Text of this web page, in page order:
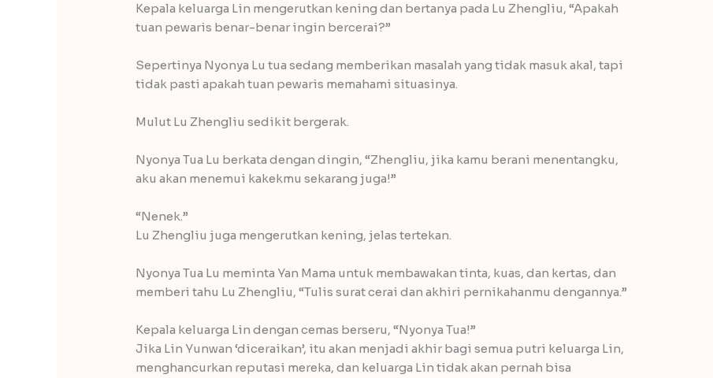
Kepala keluarga Lin mengerutkan kening dan bertanya pada Lu Zhengliu, “Apakah
tuan pewaris benar-benar ingin bercerai?”
Sepertinya Nyonya Lu tua sedang memberikan masalah yang tidak masuk akal, tapi
tidak pasti apakah tuan pewaris memahami situasinya.
Mulut Lu Zhengliu sedikit bergerak.
Nyonya Tua Lu berkata dengan dingin, “Zhengliu, jika kamu berani menentangku,
aku akan menemui kakekmu sekarang juga!”
“Nenek.”
Lu Zhengliu juga mengerutkan kening, jelas tertekan.
Nyonya Tua Lu meminta Yan Mama untuk membawakan tinta, kuas, dan kertas, dan
memberi tahu Lu Zhengliu, “Tulis surat cerai dan akhiri pernikahanmu dengannya.”
Kepala keluarga Lin dengan cemas berseru, “Nyonya Tua!”
Jika Lin Yunwan ‘diceraikan’, itu akan menjadi akhir bagi semua putri keluarga Lin,
menghancurkan reputasi mereka, dan keluarga Lin tidak akan pernah bisa